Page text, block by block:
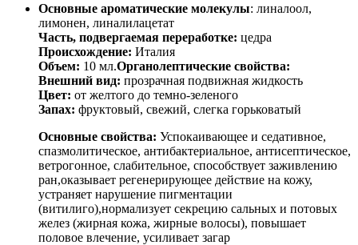
Основные ароматические молекулы: линалоол,
лимонен, линалилацетат
Часть, подвергаемая переработке: цедра
Происхождение: Италия
Объем: 10 мл.Органолептические свойства:
Внешний вид: прозрачная подвижная жидкость
Цвет: от желтого до темно-зеленого
Запах: фруктовый, свежий, слегка горьковатый
Основные свойства: Успокаивающее и седативное,
спазмолитическое, антибактериальное, антисептическое,
ветрогонное, слабительное, способствует заживлению
ран,оказывает регенерирующее действие на кожу,
устраняет нарушение пигментации
(витилиго),нормализует секрецию сальных и потовых
желез (жирная кожа, жирные волосы), повышает
половое влечение, усиливает загар